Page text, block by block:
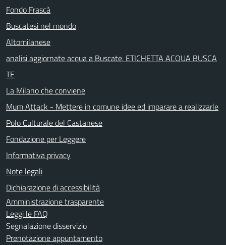
Fondo Frascà
Buscatesi nel mondo
Altomilanese
analisi aggiornate acqua a Buscate. ETICHETTA ACQUA BUSCA
TE
La Milano che conviene
Mum Attack - Mettere in comune idee ed imparare a realizzarle
Polo Culturale del Castanese
Fondazione per Leggere
Informativa privacy
Note legali
Dichiarazione di accessibilità
Amministrazione trasparente
Leggi le FAQ
Segnalazione disservizio
Prenotazione appuntamento